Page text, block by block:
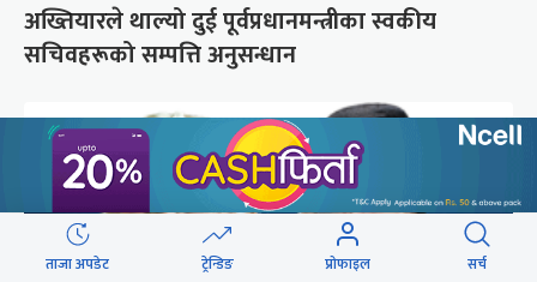
अख्तियारले थाल्यो दुई पूर्वप्रधानमन्त्रीका स्वकीय
सचिवहरूको सम्पत्ति अनुसन्धान
ताजा अपडेट ट्रेन्डिङ प्रोफाइल सर्च